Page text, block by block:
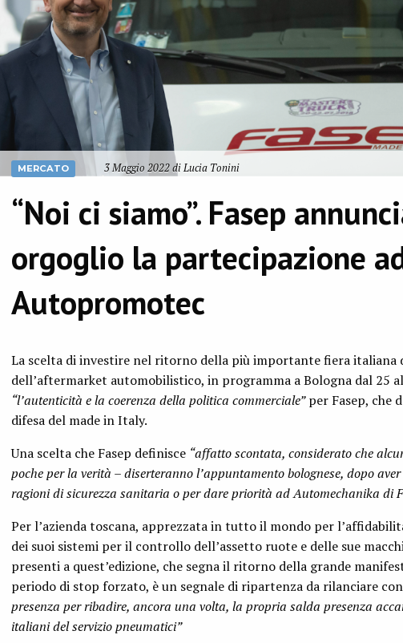
MERCATO 3 Maggio 2022 di Lucia Tonini
“Noi ci siamo”. Fasep
orgoglio la partecipazione
Autopromotec
La scelta di investire nel ritorno della più importante fiera italiana
dell’aftermarket automobilistico, in programma a Bologna dal 25
“l’autenticità e la coerenza della politica commerciale”per Fasep, che
difesa del made in Italy.
Una scelta che Fasep definisce “affatto scontata, considerato che
poche per la verità – diserteranno l’appuntamento bolognese, dopo
ragioni di sicurezza sanitaria o per dare priorità ad Automechanika di
Per l’azienda toscana, apprezzata in tutto il mondo per
dei suoi sistemi per il controllo dell’assetto ruote e delle sue
presenti a quest’edizione, che segna il ritorno della grande
periodo di stop forzato, è un segnale di ripartenza da rilanciare
presenza per ribadire, ancora una volta, la propria salda presenza
italiani del servizio pneumatici”